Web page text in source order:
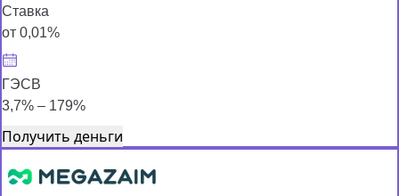
Ставка
от 0,01%
ГЭСВ
3,7% – 179%
Получить деньги